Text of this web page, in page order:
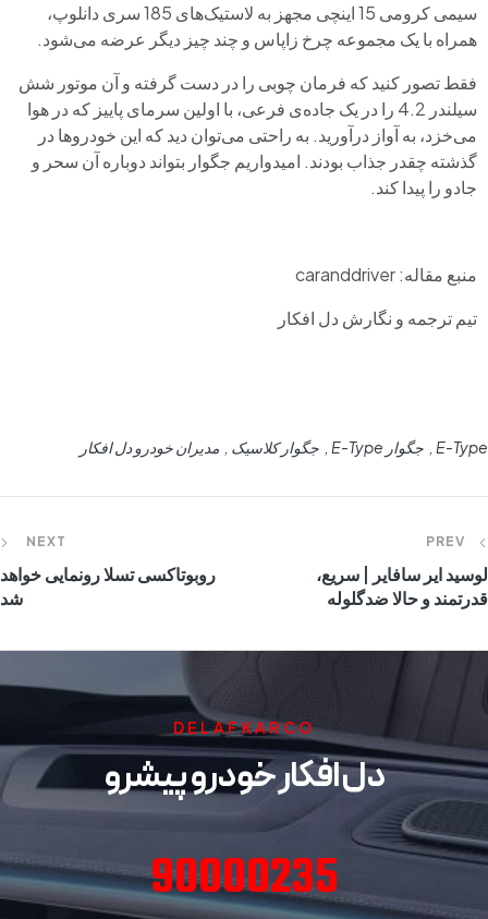
سیمی کرومی 15 اینچی مجهز به لاستیک‌های 185 سری دانلوپ،
همراه با یک مجموعه چرخ زاپاس و چند چیز دیگر عرضه می‌شود.
فقط تصور کنید که فرمان چوبی را در دست گرفته و آن موتور شش
سیلندر 4.2 را در یک جاده‌ی فرعی، با اولین سرمای پاییز که در هوا
می‌خزد، به آواز درآورید. به راحتی می‌توان دید که این خودروها در
گذشته چقدر جذاب بودند. امیدواریم جگوار بتواند دوباره آن سحر و
جادو را پیدا کند.
منبع مقاله: caranddriver
تیم ترجمه و نگارش دل افکار
E-Type جگوار E-Type جگوار کلاسیک مدیران خودرو دل افکار
PREV
لوسید ایر سافایر | سریع،
قدرتمند و حالا ضدگلوله
NEXT
روبوتاکسی تسلا رونمایی خواهد
شد
DELAFKARCO
دل افکار خودرو پیشرو
90000235